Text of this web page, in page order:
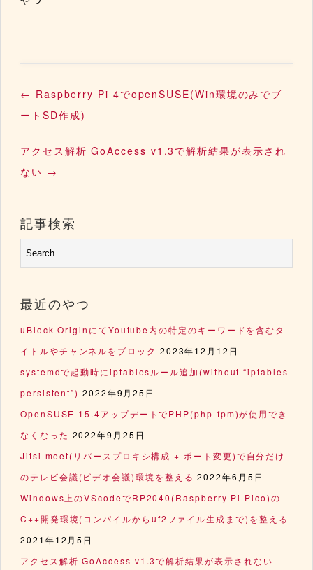
← Raspberry Pi 4でopenSUSE(Win環境のみでブ
ートSD作成)
アクセス解析 GoAccess v1.3で解析結果が表示され
ない →
記事検索
最近のやつ
uBlock OriginにてYoutube内の特定のキーワードを含むタ
イトルやチャンネルをブロック 2023年12月12日
systemdで起動時にiptablesルール追加(without “iptables-
persistent”) 2022年9月25日
OpenSUSE 15.4アップデートでPHP(php-fpm)が使用でき
なくなった 2022年9月25日
Jitsi meet(リバースプロキシ構成 + ポート変更)で自分だけ
のテレビ会議(ビデオ会議)環境を整える 2022年6月5日
Windows上のVScodeでRP2040(Raspberry Pi Pico)の
C++開発環境(コンパイルからuf2ファイル生成まで)を整える
2021年12月5日
アクセス解析 GoAccess v1.3で解析結果が表示されない